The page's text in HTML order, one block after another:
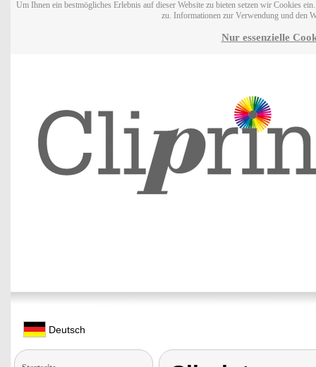
Um Ihnen ein bestmögliches Erlebnis auf dieser Website zu bieten setzen wir Cookies
zu. Informationen zur Verwendung und den
Nur essenzielle
Deutsch